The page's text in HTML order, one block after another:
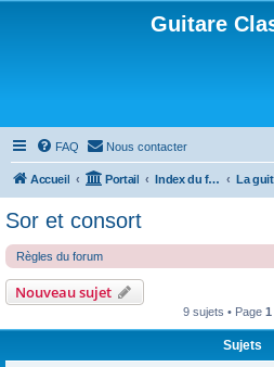
Guitare
FAQ Nous contacter
Accueil Portail Index du forum
Sor et consort
Règles du forum
Nouveau sujet
9 sujets • Page 1
Sujets